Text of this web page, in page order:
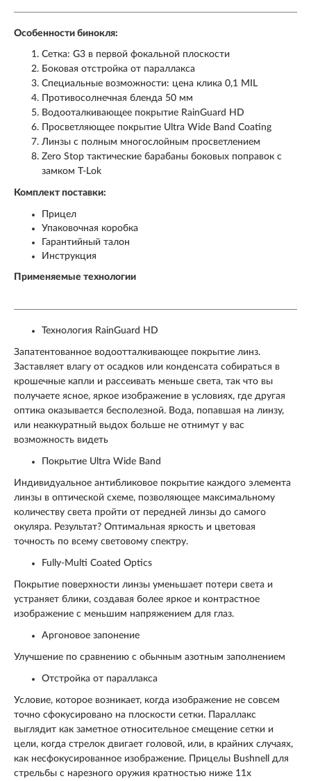
Особенности бинокля:
Сетка: G3 в первой фокальной плоскости
Боковая отстройка от параллакса
Специальные возможности: цена клика 0,1 MIL
Противосолнечная бленда 50 мм
Водооталкивающее покрытие RainGuard HD
Просветляющее покрытие Ultra Wide Band Coating
Линзы с полным многослойным просветлением
Zero Stop тактические барабаны боковых поправок с
замком T-Lok
Комплект поставки:
Прицел
Упаковочная коробка
Гарантийный талон
Инструкция
Применяемые технологии
Технология RainGuard HD
Запатентованное водоотталкивающее покрытие линз.
Заставляет влагу от осадков или конденсата собираться в
крошечные капли и рассеивать меньше света, так что вы
получаете ясное, яркое изображение в условиях, где другая
оптика оказывается бесполезной. Вода, попавшая на линзу,
или неаккуратный выдох больше не отнимут у вас
возможность видеть
Покрытие Ultra Wide Band
Индивидуальное антибликовое покрытие каждого элемента
линзы в оптической схеме, позволяющее максимальному
количеству света пройти от передней линзы до самого
окуляра. Результат? Оптимальная яркость и цветовая
точность по всему световому спектру.
Fully-Multi Coated Optics
Покрытие поверхности линзы уменьшает потери света и
устраняет блики, создавая более яркое и контрастное
изображение с меньшим напряжением для глаз.
Аргоновое запонение
Улучшение по сравнению с обычным азотным заполнением
Отстройка от параллакса
Условие, которое возникает, когда изображение не совсем
точно сфокусировано на плоскости сетки. Параллакс
выглядит как заметное относительное смещение сетки и
цели, когда стрелок двигает головой, или, в крайних случаях,
как несфокусированное изображение. Прицелы Bushnell для
стрельбы с нарезного оружия кратностью ниже 11х